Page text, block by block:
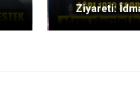
Ziyareti: